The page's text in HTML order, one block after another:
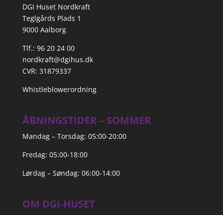
DGI Huset Nordkraft
Teglgårds Plads 1
9000 Aalborg
Tlf.: 96 20 24 00
nordkraft@dgihus.dk
CVR: 31879337
Whistleblowerordning
ÅBNINGSTIDER – SOMMER
Mandag – Torsdag: 05:00-20:00
Fredag: 05:00-18:00
Lørdag – Søndag: 06:00-14:00
OM DGI-HUSET